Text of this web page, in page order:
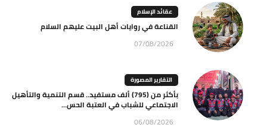
عقائد الإسلام
القناعة في روايات أهل البيت عليهم السلام
07/08/2026
التقارير المصورة
بأكثر من (795) ألف مستفيد.. قسم التنمية والتأهيل
الاجتماعي للشباب في العتبة الحس...
06/08/2026